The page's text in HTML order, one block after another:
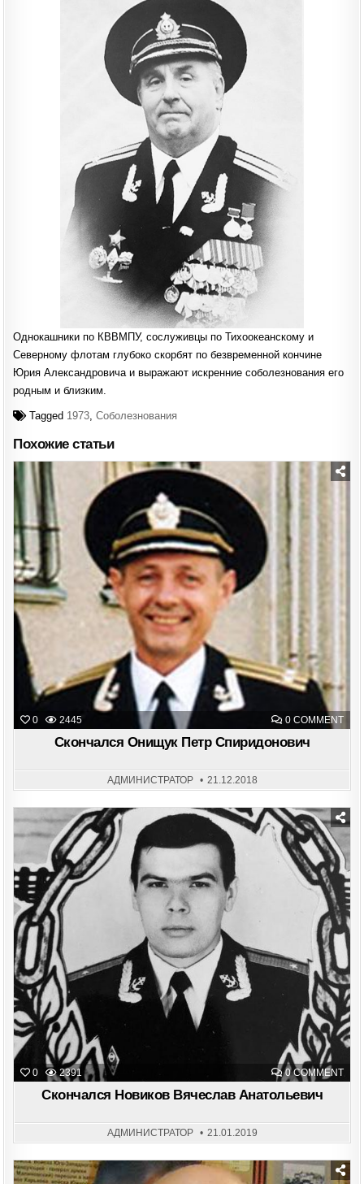
Однокашники по КВВМПУ, сослуживцы по Тихоокеанскому и
Северному флотам глубоко скорбят по безвременной кончине
Юрия Александровича и выражают искренние соболезнования его
родным и близким.
Tagged 1973,Соболезнования
Похожие статьи
0 2445 0 COMMENTON
Posted
in
Скончался Онищук Петр Спиридонович
АДМИНИСТРАТОР 21.12.2018
0 2391 0 COMMENTON
Posted
Скончался Новиков Вячеслав Анатольевич
АДМИНИСТРАТОР 21.01.2019